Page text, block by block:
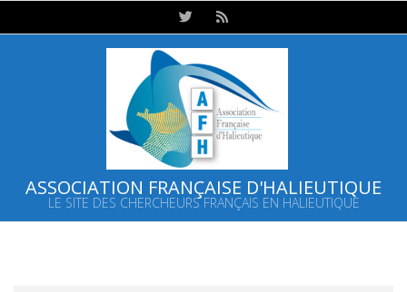
to
ASSOCIATION FRANÇAISE D'HALIEUTIQUE
LE SITE DES CHERCHEURS FRANÇAIS EN HALIEUTIQUE